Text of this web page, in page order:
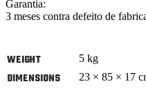
Garantia:
3 meses contra defeito de
WEIGHT 5 kg
DIMENSIONS 23 × 85 × 17